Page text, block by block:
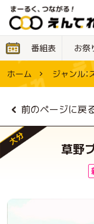
番組表 お祭
ホーム ジャンル：
前のページに戻
大分
草野